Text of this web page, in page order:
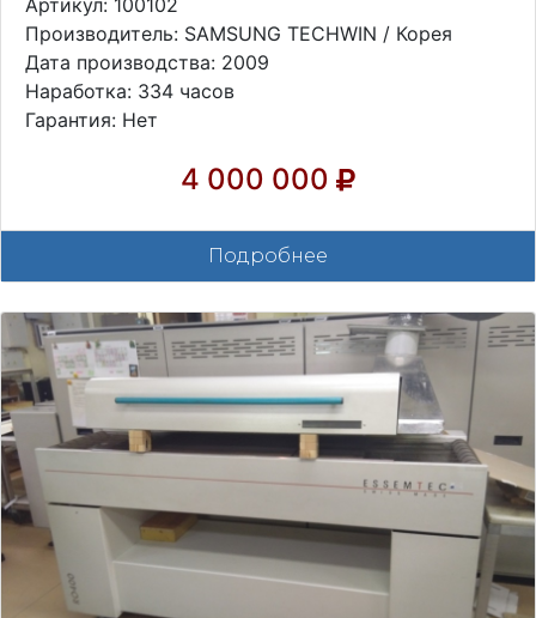
Производитель: SAMSUNG TECHWIN / Корея
Дата производства: 2009
Наработка: 334 часов
Гарантия: Нет
4 000 000
Подробнее